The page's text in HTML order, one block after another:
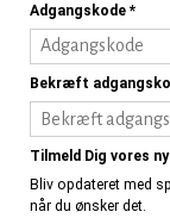
Adgangskode*
Bekræft
Tilmeld Dig vores
Bliv opdateret med
når du ønsker det.